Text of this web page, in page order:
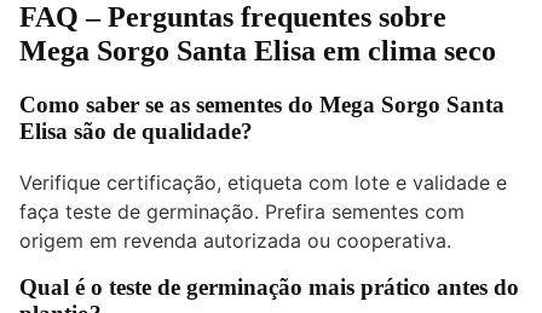
FAQ – Perguntas frequentes sobre
Mega Sorgo Santa Elisa em clima seco
Como saber se as sementes do Mega Sorgo Santa
Elisa são de qualidade?
Verifique certificação, etiqueta com lote e validade e
faça teste de germinação. Prefira sementes com
origem em revenda autorizada ou cooperativa.
Qual é o teste de germinação mais prático antes do